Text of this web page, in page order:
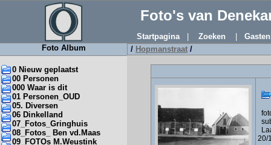
Foto's van
Startpagina| Zoeken
Foto Album
0 Nieuw geplaatst
00 Personen
000 Waar is dit
01 Personen_OUD
05. Diversen
06 Dinkelland
07_Fotos_Gringhuis
08_Fotos_ Ben vd.Maas
09_FOTOs M.Weustink
/ Hopmanstraat /
20/